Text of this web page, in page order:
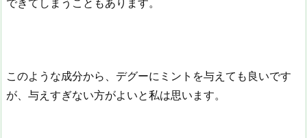
できてしまうこともあります。
このような成分から、デグーにミントを与えても良いです
が、与えすぎない方がよいと私は思います。